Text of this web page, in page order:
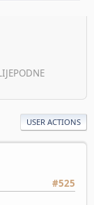
USER ACTIONS
#525